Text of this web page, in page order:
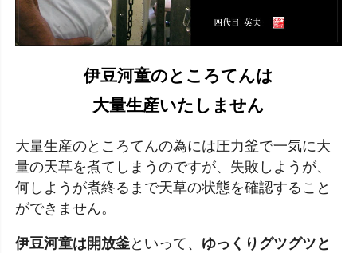
伊豆河童のところてんは
大量生産いたしません
大量生産のところてんの為には圧力釜で一気に大
量の天草を煮てしまうのですが、失敗しようが、
何しようが煮終るまで天草の状態を確認すること
ができません。
伊豆河童は開放釜といって、 ゆっくりグツグツと